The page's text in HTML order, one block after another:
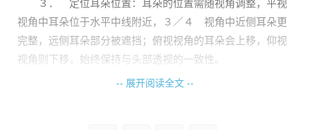
３． 定位耳朵位置：耳朵的位置需随视角调整，平视
视角中耳朵位于水平中线附近，３／４ 视角中近侧耳朵更
完整，远侧耳朵部分被遮挡；俯视视角的耳朵会上移，仰视
视角则下移，始终保持与头部透视的一致性。
-- 展开阅读全文 --